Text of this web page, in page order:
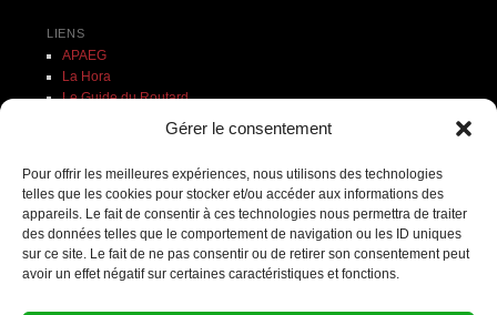
Gérer le consentement
Pour offrir les meilleures expériences, nous utilisons des technologies
telles que les cookies pour stocker et/ou accéder aux informations des
appareils. Le fait de consentir à ces technologies nous permettra de traiter
des données telles que le comportement de navigation ou les ID uniques
sur ce site. Le fait de ne pas consentir ou de retirer son consentement peut
avoir un effet négatif sur certaines caractéristiques et fonctions.
LIENS
APAEG
La Hora
Le Guide du Routard
Ministère des Affaires étrangères
Recherche
ON PARLE DE NOUS
L’Aisne Nouvelle